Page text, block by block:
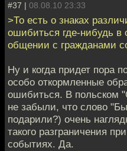
#37 | 08.08.10 23:33
>То есть о знаках
ошибиться где-нибудь
общении с гражданами
Ну и когда придет пора
особо откормленные
ошибиться. В польском
не забыли, что слово
подарили?) очень
такого разграничения
событиях. Да.